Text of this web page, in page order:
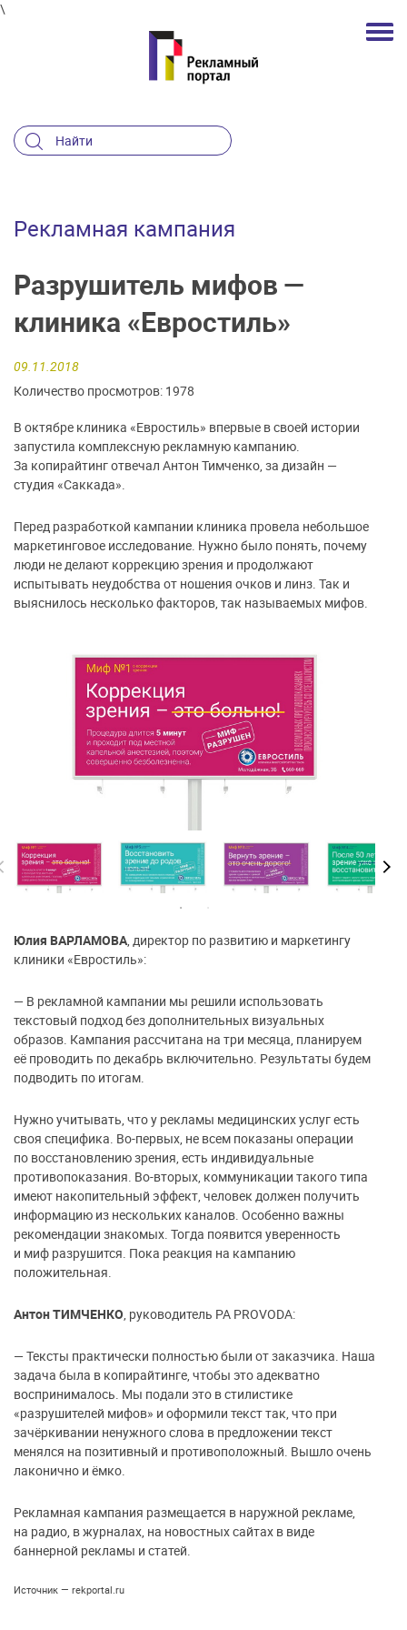
\
Рекламная кампания
Разрушитель мифов —
клиника «Евростиль»
09.11.2018
Количество просмотров: 1978
В октябре клиника «Евростиль» впервые в своей истории
запустила комплексную рекламную кампанию.
За копирайтинг отвечал Антон Тимченко, за дизайн —
студия «Саккада».
Перед разработкой кампании клиника провела небольшое
маркетинговое исследование. Нужно было понять, почему
люди не делают коррекцию зрения и продолжают
испытывать неудобства от ношения очков и линз. Так и
выяснилось несколько факторов, так называемых мифов.
Юлия ВАРЛАМОВА , директор по развитию и маркетингу
клиники «Евростиль»:
— В рекламной кампании мы решили использовать
текстовый подход без дополнительных визуальных
образов. Кампания рассчитана на три месяца, планируем
её проводить по декабрь включительно. Результаты будем
подводить по итогам.
Нужно учитывать, что у рекламы медицинских услуг есть
своя специфика. Во-первых, не всем показаны операции
по восстановлению зрения, есть индивидуальные
противопоказания. Во-вторых, коммуникации такого типа
имеют накопительный эффект, человек должен получить
информацию из нескольких каналов. Особенно важны
рекомендации знакомых. Тогда появится уверенность
и миф разрушится. Пока реакция на кампанию
положительная.
Антон ТИМЧЕНКО , руководитель РА PROVODA:
— Тексты практически полностью были от заказчика. Наша
задача была в копирайтинге, чтобы это адекватно
воспринималось. Мы подали это в стилистике
«разрушителей мифов» и оформили текст так, что при
зачёркивании ненужного слова в предложении текст
менялся на позитивный и противоположный. Вышло очень
лаконично и ёмко.
Рекламная кампания размещается в наружной рекламе,
на радио, в журналах, на новостных сайтах в виде
баннерной рекламы и статей.
Источник — rekportal.ru